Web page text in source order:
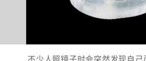
不少人照镜子时会突然发现自